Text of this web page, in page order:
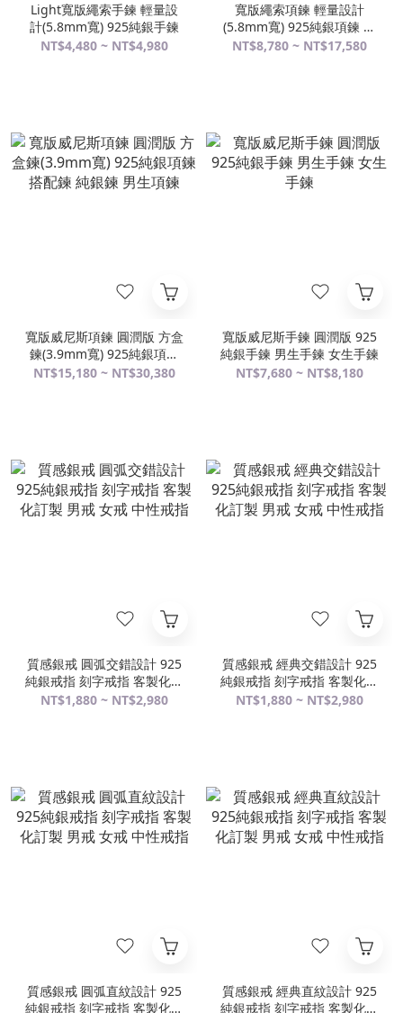
Light寬版繩索手鍊 輕量設
計(5.8mm寬) 925純銀手鍊
NT$4,480 ~ NT$4,980
寬版繩索項鍊 輕量設計
(5.8mm寬) 925純銀項鍊 搭
配鍊 純銀鍊 男生項鍊
NT$8,780 ~ NT$17,580
寬版威尼斯項鍊 圓潤版 方盒
鍊(3.9mm寬) 925純銀項鍊
搭配鍊 純銀鍊 男生項鍊
NT$15,180 ~ NT$30,380
寬版威尼斯手鍊 圓潤版 925
純銀手鍊 男生手鍊 女生手鍊
NT$7,680 ~ NT$8,180
質感銀戒 圓弧交錯設計 925
純銀戒指 刻字戒指 客製化訂
製 男戒 女戒 中性戒指
NT$1,880 ~ NT$2,980
質感銀戒 經典交錯設計 925
純銀戒指 刻字戒指 客製化訂
製 男戒 女戒 中性戒指
NT$1,880 ~ NT$2,980
質感銀戒 圓弧直紋設計 925
純銀戒指 刻字戒指 客製化訂
質感銀戒 經典直紋設計 925
純銀戒指 刻字戒指 客製化訂